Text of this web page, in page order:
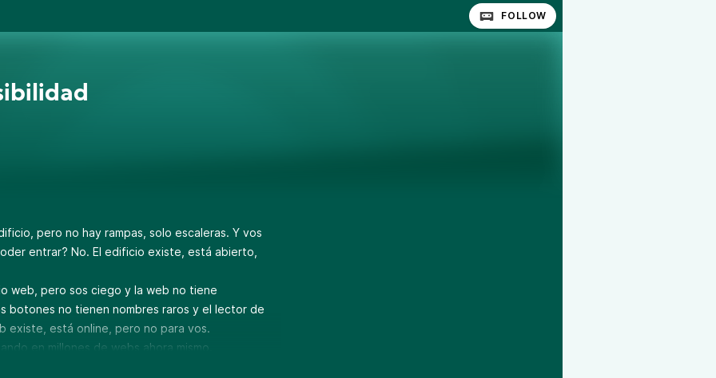
FOLLOW
pero no hay rampas, solo escaleras. Y vos
entrar? No. El edificio existe, está abierto,
web, pero sos ciego y la web no tiene
botones no tienen nombres raros y el lector de
existe, está online, pero no para vos.
en millones de webs ahora mismo.
de personas viven con alguna discapacidad. Eso